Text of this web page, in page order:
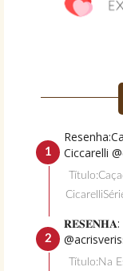
Ciccarelli
𝐑𝐄𝐒𝐄𝐍𝐇𝐀:
Título:Na